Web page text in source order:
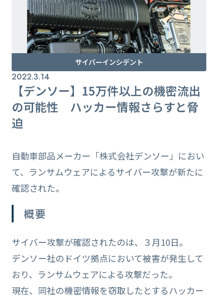
サイバーインシデント
2022.3.14
【デンソー】15万件以上の機密流出
の可能性 ハッカー情報さらすと脅
迫
自動車部品メーカー「株式会社デンソー」におい
て、ランサムウェアによるサイバー攻撃が新たに
確認された。
概要
サイバー攻撃が確認されたのは、３月10日。
デンソー社のドイツ拠点において被害が発生して
おり、ランサムウェアによる攻撃だった。
現在、同社の機密情報を窃取したとするハッカー